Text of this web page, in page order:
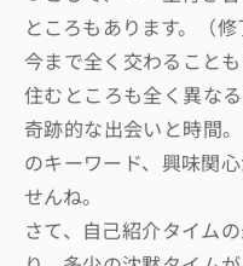
ところもあります。（修
今まで全く交わること
住むところも全く異な
奇跡的な出会いと時間
のキーワード、興味関
せんね。
さて、自己紹介タイム